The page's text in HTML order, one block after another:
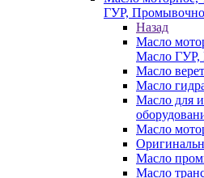
ГУР,
Назад
Масло
Масло ГУР,
Масло
Масло
Масло для
Масло
Масло
Масло